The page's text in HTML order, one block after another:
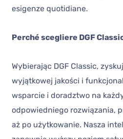
esigenze quotidiane.
Perché scegliere DGF
Wybierając DGF Classic,
wyjątkowej jakości i
wsparcie i doradztwo na
odpowiedniego rozwiązania,
aż po użytkowanie. Nasza